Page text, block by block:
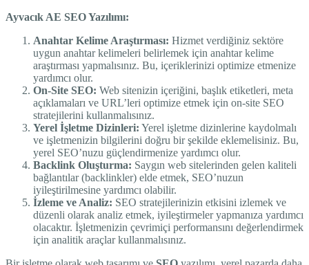
Ayvacık AE SEO Yazılımı:
Anahtar Kelime Araştırması: Hizmet verdiğiniz sektöre
uygun anahtar kelimeleri belirlemek için anahtar kelime
araştırması yapmalısınız. Bu, içeriklerinizi optimize etmenize
yardımcı olur.
On-Site SEO: Web sitenizin içeriğini, başlık etiketleri, meta
açıklamaları ve URL’leri optimize etmek için on-site SEO
stratejilerini kullanmalısınız.
Yerel İşletme Dizinleri: Yerel işletme dizinlerine kaydolmalı
ve işletmenizin bilgilerini doğru bir şekilde eklemelisiniz. Bu,
yerel SEO’nuzu güçlendirmenize yardımcı olur.
Backlink Oluşturma: Saygın web sitelerinden gelen kaliteli
bağlantılar (backlinkler) elde etmek, SEO’nuzun
iyileştirilmesine yardımcı olabilir.
İzleme ve Analiz: SEO stratejilerinizin etkisini izlemek ve
düzenli olarak analiz etmek, iyileştirmeler yapmanıza yardımcı
olacaktır. İşletmenizin çevrimiçi performansını değerlendirmek
için analitik araçlar kullanmalısınız.